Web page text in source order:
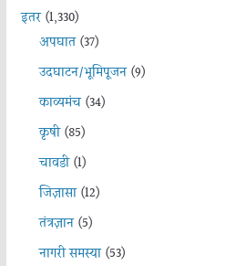
इतर(1,330)
अपघात(37)
उदघाटन/भूमिपूजन(9)
काव्यमंच(34)
कृषी(85)
चावडी(1)
जिज्ञासा(12)
तंत्रज्ञान(5)
नागरी समस्या(53)